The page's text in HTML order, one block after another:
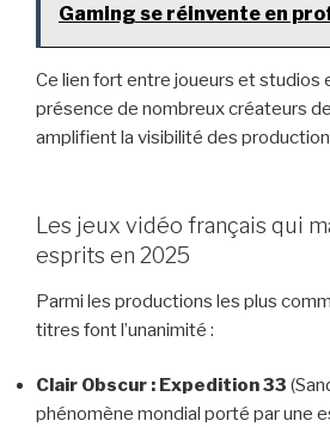
Gaming se réinvente en
Ce lien fort entre joueurs et studios
présence de nombreux créateurs
amplifient la visibilité des
Les jeux vidéo français qui
esprits en 2025
Parmi les productions les plus
titres font l’unanimité :
Clair Obscur : Expedition 33
phénomène mondial porté par une